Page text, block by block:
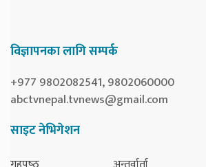
विज्ञापनका लागि सम्पर्क
+977 9802082541, 9802060000
abctvnepal.tvnews@gmail.com
साइट नेभिगेशन